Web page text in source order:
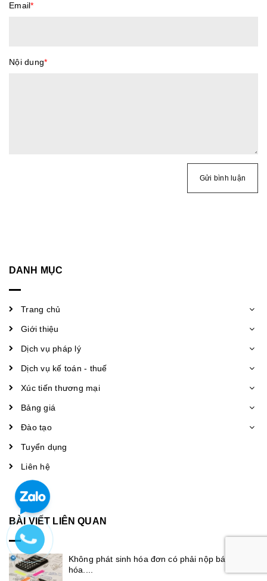
Email*
Nội dung*
Gửi bình luận
DANH MỤC
Trang chủ
Giới thiệu
Dịch vụ pháp lý
Dịch vụ kế toán - thuế
Xúc tiến thương mại
Bảng giá
Đào tạo
Tuyển dụng
Liên hệ
BÀI VIẾT LIÊN QUAN
Không phát sinh hóa đơn có phải nộp báo cáo
hóa....